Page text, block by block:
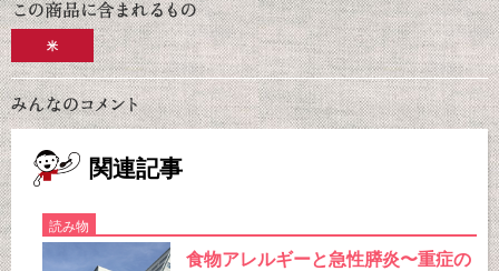
米
関連記事
読み物
食物アレルギーと急性膵炎〜重症の